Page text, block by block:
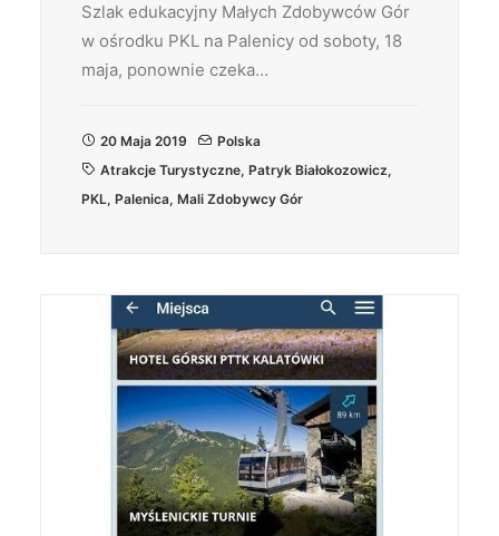
Szlak edukacyjny Małych Zdobywców Gór
w ośrodku PKL na Palenicy od soboty, 18
maja, ponownie czeka…
20 Maja 2019
Polska
Atrakcje Turystyczne, Patryk Białokozowicz,
PKL, Palenica, Mali Zdobywcy Gór